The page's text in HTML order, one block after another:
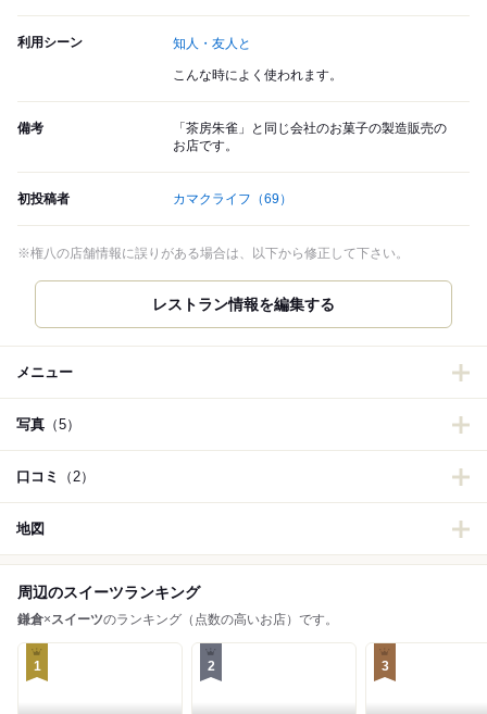
利用シーン 知人・友人と
こんな時によく使われます。
備考
「茶房朱雀」と同じ会社のお菓子の製造販売の
お店です。
初投稿者 カマクライフ （69）
※権八の店舗情報に誤りがある場合は、以下から修正して下さい。
レストラン情報を編集する
メニュー
写真 （5）
口コミ （2）
地図
周辺のスイーツランキング
鎌倉×スイーツのランキング（点数の高いお店）です。
1 2 3